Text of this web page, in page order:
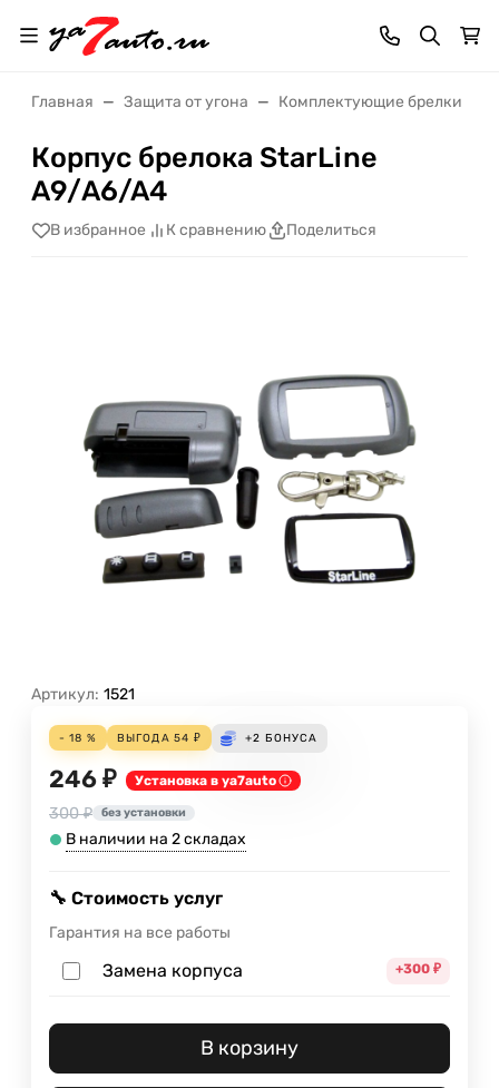
Главная Защита от угона Комплектующие брелки
Корпус брелока StarLine
А9/A6/A4
В избранное К сравнению Поделиться
Артикул: 1521
- 18 % ВЫГОДА 54 ₽ +2 БОНУСА
246 ₽ Установка в ya7auto
300 ₽ без установки
В наличии на 2 складах
🔧 Стоимость услуг
Гарантия на все работы
Замена корпуса +300₽
В корзину